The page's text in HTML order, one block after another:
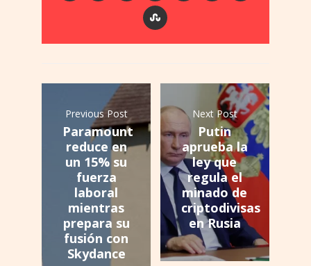
Previous Post
Paramount
reduce en
un 15% su
fuerza
laboral
mientras
prepara su
fusión con
Skydance
Next Post
Putin
aprueba la
ley que
regula el
minado de
criptodivisas
en Rusia